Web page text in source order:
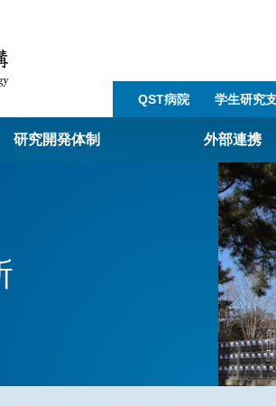
QST病院 学生研究
研究開発体制
生命科学研究所
外部連携
アライアンス事業